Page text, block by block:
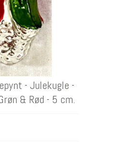
- Julekugle -
& Rød - 5 cm.